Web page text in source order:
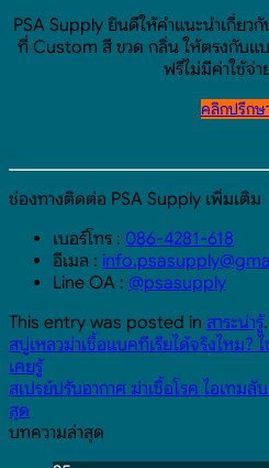
PSA Supply ยินดีให้คำแนะนำเกี่ยว
ที่ Custom สี ขวด กลิ่น ให้ตรงกับแ
ฟรีไม่มีค่าใช้จ่า
คลิกปรึกษ
ช่องทางติดต่อ PSA Supply เพิ่มเติม
เบอร์โทร : 086-4281-618
อีเมล :
Line OA : @psasupply
This entry was posted in สาระน่ารู้
สบู่เหลวฆ่าเชื้อแบคทีเรียได้จริงไหม?
เคยรู้
สเปรย์ปรับอากาศ ฆ่าเชื้อโรค ไอเท
สุด
บทความล่าสุด